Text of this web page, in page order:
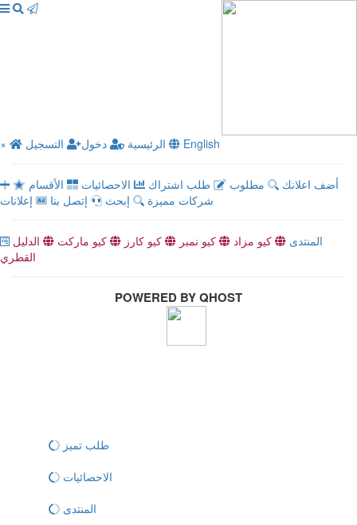
× الرئيسية دخول التسجيل English
أضف اعلانك مطلوب طلب اشتراك الاحصائيات
الأقسام
شركات مميزة
إبحث إتصل بنا إعلانات
المنتدى كيو مزاد كيو نمبر كيو كارز كيو ماركت
الدليل
القطري
POWERED BY QHOST
طلب تميز
الاحصائيات
المنتدى